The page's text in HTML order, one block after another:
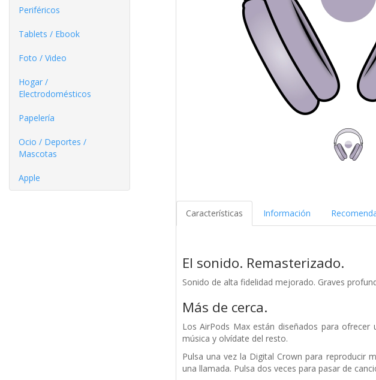
Periféricos
Tablets / Ebook
Foto / Video
Hogar /
Electrodomésticos
Papelería
Ocio / Deportes /
Mascotas
Apple
Características Información
El sonido. Remasterizado.
Sonido de alta fidelidad mejorado. Graves
Más de cerca.
Los AirPods Max están diseñados para
música y olvídate del resto.
Pulsa una vez la Digital Crown para reproducir
una llamada. Pulsa dos veces para pasar de